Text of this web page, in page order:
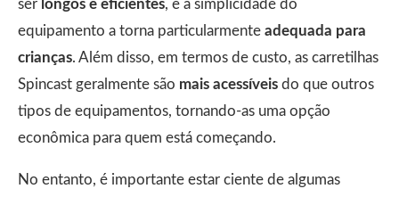
ser longos e eficientes, e a simplicidade do
equipamento a torna particularmente adequada para
crianças. Além disso, em termos de custo, as carretilhas
Spincast geralmente são mais acessíveis do que outros
tipos de equipamentos, tornando-as uma opção
econômica para quem está começando.
No entanto, é importante estar ciente de algumas